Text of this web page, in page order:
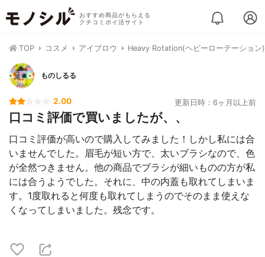
おすすめ商品がもらえる
クチコミポイ活サイト
TOP コスメ アイブロウ Heavy Rotation(ヘビーローテーショ
ものしるる
2.00 更新日時：6ヶ月以上前
口コミ評価で買いましたが、、
口コミ評価が高いので購入してみました！しかし私には合
いませんでした。眉毛が短い方で、太いブラシなので、色
が全然つきません。他の商品でブラシが細いものの方が私
には合うようでした。それに、中の内蓋も取れてしまいま
す。1度取れると何度も取れてしまうのでそのまま使えな
くなってしまいました。残念です。